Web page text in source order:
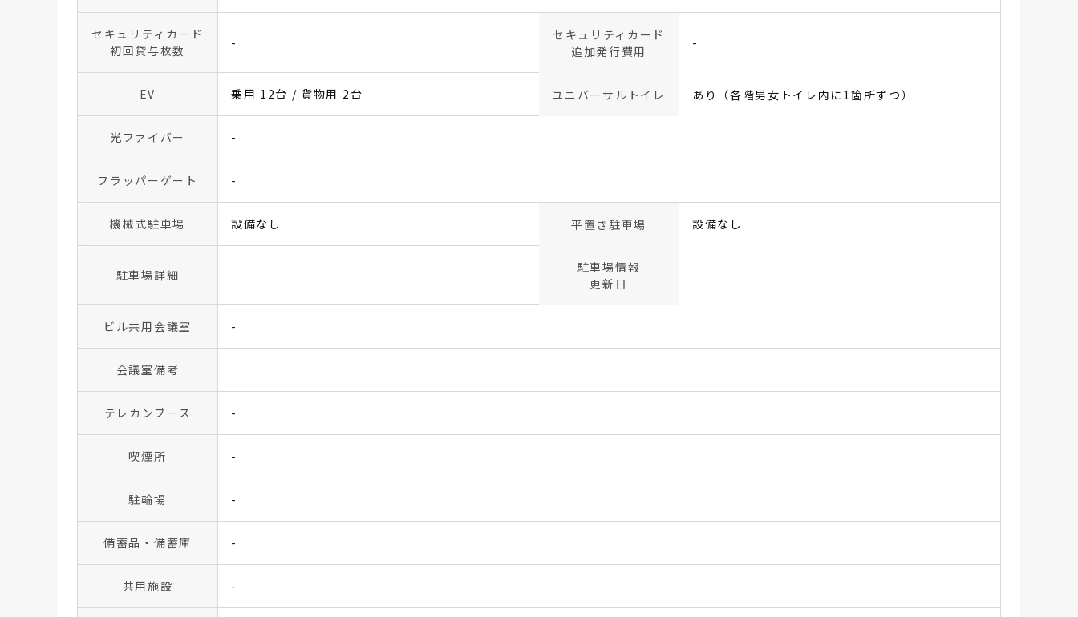
セキュリティカード
初回貸与枚数
-
セキュリティカード
追加発行費用
-
EV 乗用 12台 / 貨物用 2台 ユニバーサルトイレ あり（各階男女トイレ内に1箇所ずつ）
光ファイバー -
フラッパーゲート -
機械式駐車場 設備なし 平置き駐車場 設備なし
駐車場詳細
駐車場情報
更新日
ビル共用会議室 -
会議室備考
テレカンブース -
喫煙所 -
駐輪場 -
備蓄品・備蓄庫 -
共用施設 -